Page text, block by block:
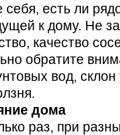
есть ли
к дому. Не
качество
обратите
вод, склон
дома
раз, при